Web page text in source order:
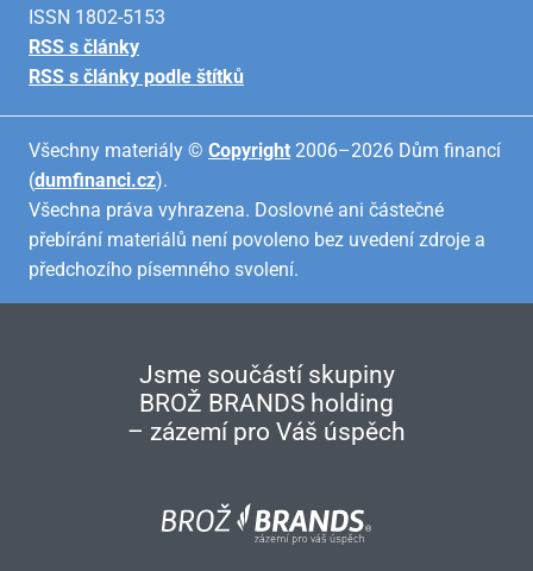
ISSN 1802-5153
RSS s články
RSS s články podle štítků
Všechny materiály © Copyright 2006–2026 Dům financí
(dumfinanci.cz).
Všechna práva vyhrazena. Doslovné ani částečné
přebírání materiálů není povoleno bez uvedení zdroje a
předchozího písemného svolení.
Jsme součástí skupiny
BROŽ BRANDS holding
– zázemí pro Váš úspěch